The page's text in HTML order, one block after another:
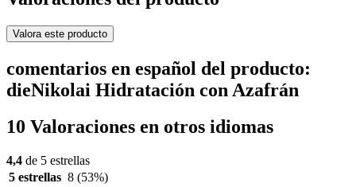
Valora este producto
comentarios en español del producto:
dieNikolai Hidratación con Azafrán
10 Valoraciones en otros idiomas
4,4 de 5 estrellas
5 estrellas 8 (53%)